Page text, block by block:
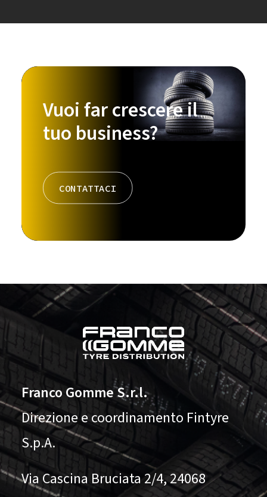
Vuoi far crescere il
tuo business?
CONTATTACI
Franco Gomme S.r.l.
Direzione e coordinamento Fintyre
S.p.A.
Via Cascina Bruciata 2/4, 24068